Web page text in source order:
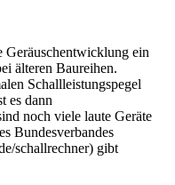
ein
älteren Baureihen.
Schallleistungspegel
es dann
viele laute Geräte
Bundesverbandes
schallrechner) gibt